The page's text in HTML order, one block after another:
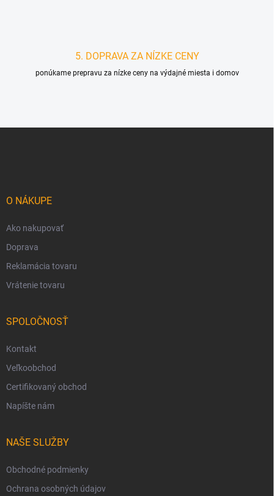
5. DOPRAVA ZA NÍZKE CENY
ponúkame prepravu za nízke ceny na výdajné miesta i domov
O NÁKUPE
Ako nakupovať
Doprava
Reklamácia tovaru
Vrátenie tovaru
SPOLOČNOSŤ
Kontakt
Veľkoobchod
Certifikovaný obchod
Napíšte nám
NAŠE SLUŽBY
Obchodné podmienky
Ochrana osobných údajov